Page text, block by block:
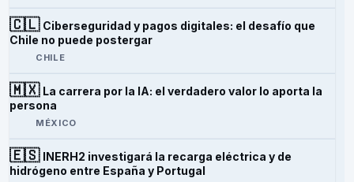
🇨🇱 Ciberseguridad y pagos digitales: el desafío que
Chile no puede postergar
CHILE
🇲🇽 La carrera por la IA: el verdadero valor lo aporta la
persona
MÉXICO
🇪🇸 INERH2 investigará la recarga eléctrica y de
hidrógeno entre España y Portugal